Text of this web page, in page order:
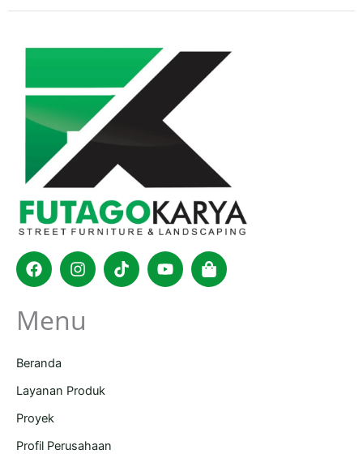
FacebookInstagram
TiktokYoutubeShopping-
bag
Menu
Beranda
Layanan Produk
Proyek
Profil Perusahaan